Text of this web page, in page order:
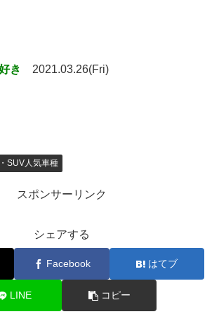
き 2021.03.26(Fri)
SUV人気車種
スポンサーリンク
シェアする
Facebook はてブ
LINE コピー